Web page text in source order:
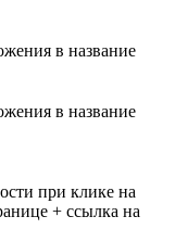
в название
в название
при клике на
+ ссылка на